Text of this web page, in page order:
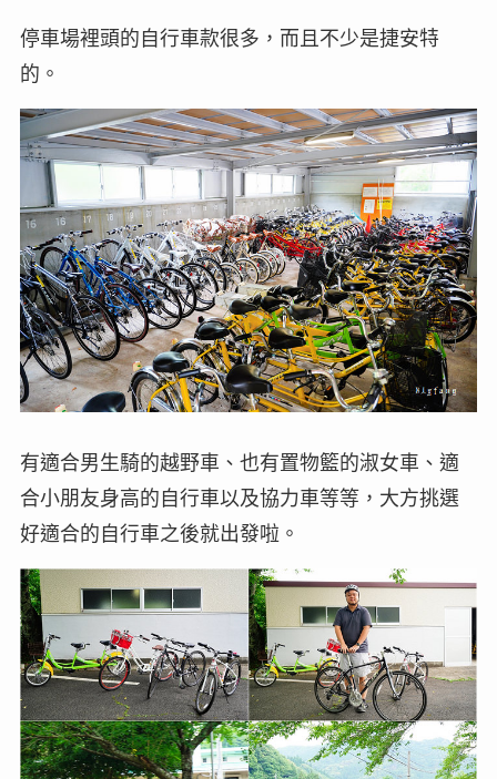
停車場裡頭的自行車款很多，而且不少是捷安特
的。
有適合男生騎的越野車、也有置物籃的淑女車、適
合小朋友身高的自行車以及協力車等等，大方挑選
好適合的自行車之後就出發啦。